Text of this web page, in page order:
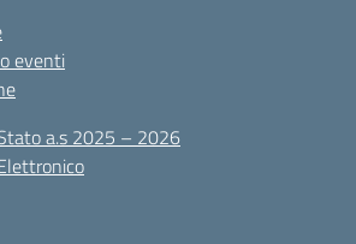
eventi
a.s 2025 – 2026